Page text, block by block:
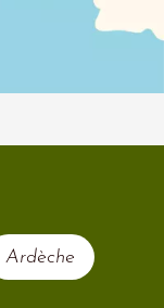
Ardèche